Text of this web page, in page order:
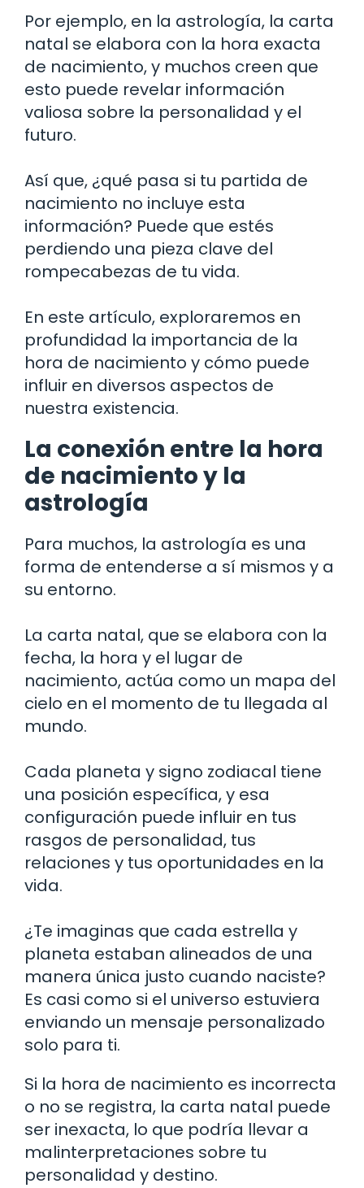
Por ejemplo, en la astrología, la carta
natal se elabora con la hora exacta
de nacimiento, y muchos creen que
esto puede revelar información
valiosa sobre la personalidad y el
futuro.
Así que, ¿qué pasa si tu partida de
nacimiento no incluye esta
información? Puede que estés
perdiendo una pieza clave del
rompecabezas de tu vida.
En este artículo, exploraremos en
profundidad la importancia de la
hora de nacimiento y cómo puede
influir en diversos aspectos de
nuestra existencia.
La conexión entre la hora
de nacimiento y la
astrología
Para muchos, la astrología es una
forma de entenderse a sí mismos y a
su entorno.
La carta natal, que se elabora con la
fecha, la hora y el lugar de
nacimiento, actúa como un mapa del
cielo en el momento de tu llegada al
mundo.
Cada planeta y signo zodiacal tiene
una posición específica, y esa
configuración puede influir en tus
rasgos de personalidad, tus
relaciones y tus oportunidades en la
vida.
¿Te imaginas que cada estrella y
planeta estaban alineados de una
manera única justo cuando naciste?
Es casi como si el universo estuviera
enviando un mensaje personalizado
solo para ti.
Si la hora de nacimiento es incorrecta
o no se registra, la carta natal puede
ser inexacta, lo que podría llevar a
malinterpretaciones sobre tu
personalidad y destino.